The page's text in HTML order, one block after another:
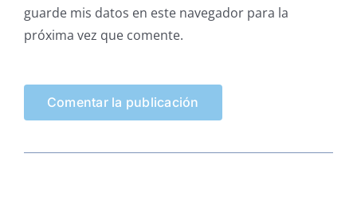
guarde mis datos en este navegador para la
próxima vez que comente.